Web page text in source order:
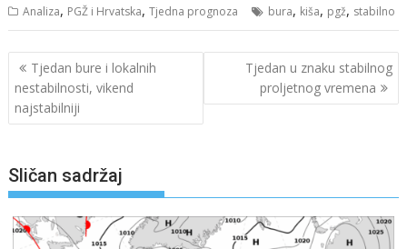
Analiza, PGŽ i Hrvatska,Tjedna prognoza bura, kiša, pgž, stabilno
Navigacija
objava
Tjedan bure i lokalnih
nestabilnosti, vikend
najstabilniji
Tjedan u znaku stabilnog
proljetnog vremena
Sličan sadržaj